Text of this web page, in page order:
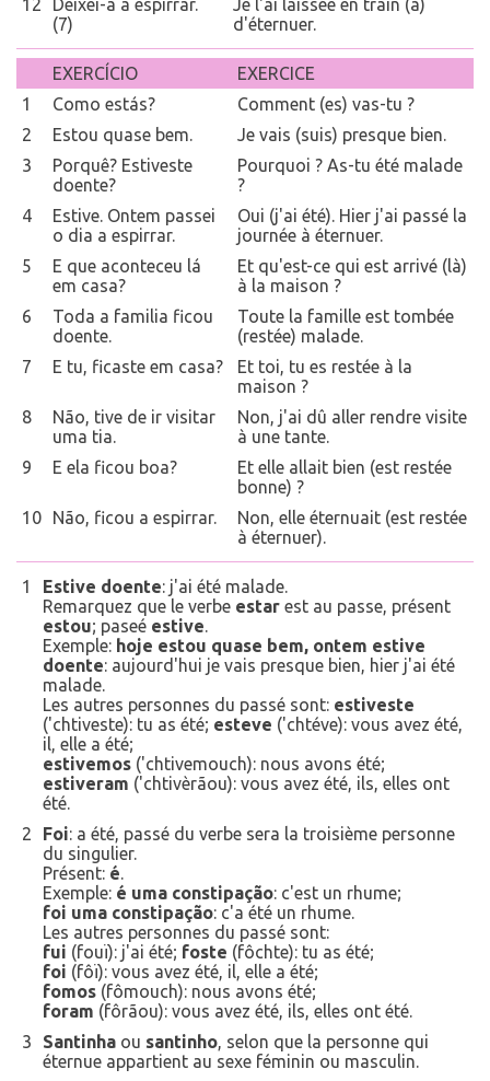
12
Deixei-a a espirrar.
(7)
Je l'ai laissée en train (à)
d'éternuer.
EXERCÍCIO
EXERCICE
1
Como estás?
Comment (es) vas-tu ?
2
Estou quase bem.
Je vais (suis) presque bien.
3
Porquê? Estiveste
doente?
Pourquoi ? As-tu été malade
?
4
Estive. Ontem passei
o dia a espirrar.
Oui (j'ai été). Hier j'ai passé la
journée à éternuer.
5
E que aconteceu lá
em casa?
Et qu'est-ce qui est arrivé (là)
à la maison ?
6
Toda a familia ficou
doente.
Toute la famille est tombée
(restée) malade.
7
E tu, ficaste em casa?
Et toi, tu es restée à la
maison ?
8
Não, tive de ir visitar
uma tia.
Non, j'ai dû aller rendre visite
à une tante.
9
E ela ficou boa?
Et elle allait bien (est restée
bonne) ?
10
Não, ficou a espirrar.
Non, elle éternuait (est restée
à éternuer).
1 Estive doente: j'ai été malade.
Remarquez que le verbe estar est au passe, présent
estou; paseé estive.
Exemple: hoje estou quase bem, ontem estive
doente: aujourd'hui je vais presque bien, hier j'ai été
malade.
Les autres personnes du passé sont: estiveste
('chtiveste): tu as été; esteve ('chtéve): vous avez été,
il, elle a été;
estivemos ('chtivemouch): nous avons été;
estiveram ('chtivèrãou): vous avez été, ils, elles ont
été.
2
Foi: a été, passé du verbe sera la troisième personne
du singulier.
Présent: é.
Exemple: é uma constipação: c'est un rhume;
foi uma constipação: c'a été un rhume.
Les autres personnes du passé sont:
fui (fouï): j'ai été; foste (fôchte): tu as été;
foi (fôï): vous avez été, il, elle a été;
fomos (fômouch): nous avons été;
foram (fôrãou): vous avez été, ils, elles ont été.
3
Santinha ou santinho, selon que la personne qui
éternue appartient au sexe féminin ou masculin.